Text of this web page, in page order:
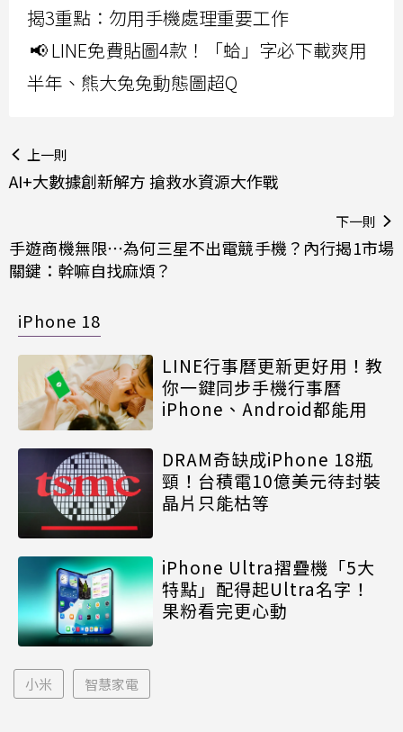
揭3重點：勿用手機處理重要工作
📢 LINE免費貼圖4款！「蛤」字必下載爽用
半年、熊大兔兔動態圖超Q
上一則
AI+大數據創新解方 搶救水資源大作戰
下一則
手遊商機無限⋯為何三星不出電競手機？內行揭1市場
關鍵：幹嘛自找麻煩？
iPhone 18
LINE行事曆更新更好用！教
你一鍵同步手機行事曆
iPhone、Android都能用
DRAM奇缺成iPhone 18瓶
頸！台積電10億美元待封裝
晶片只能枯等
iPhone Ultra摺疊機「5大
特點」配得起Ultra名字！
果粉看完更心動
小米 智慧家電